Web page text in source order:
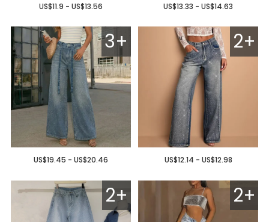
US$11.9 - US$13.56 US$13.33 - US$14.63
3+
US$19.45 - US$20.46
2+
US$12.14 - US$12.98
2+ 2+